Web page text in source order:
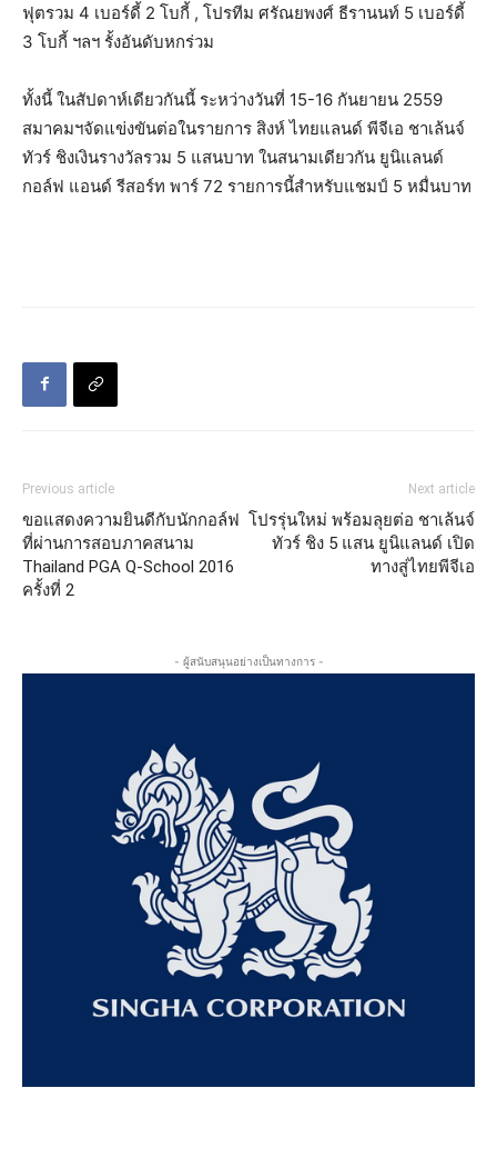
ฟุตรวม 4 เบอร์ดี้ 2 โบกี้ , โปรทีม ศรัณยพงศ์ ธีรานนท์ 5 เบอร์ดี้
3 โบกี้ ฯลฯ รั้งอันดับหกร่วม
ทั้งนี้ ในสัปดาห์เดียวกันนี้ ระหว่างวันที่ 15-16 กันยายน 2559
สมาคมฯจัดแข่งขันต่อในรายการ สิงห์ ไทยแลนด์ พีจีเอ ชาเล้นจ์
ทัวร์ ชิงเงินรางวัลรวม 5 แสนบาท ในสนามเดียวกัน ยูนิแลนด์
กอล์ฟ แอนด์ รีสอร์ท พาร์ 72 รายการนี้สำหรับแชมป์ 5 หมื่นบาท
Previous article
ขอแสดงความยินดีกับนักกอล์ฟ
ที่ผ่านการสอบภาคสนาม
Thailand PGA Q-School 2016
ครั้งที่ 2
Next article
โปรรุ่นใหม่ พร้อมลุยต่อ ชาเล้นจ์
ทัวร์ ชิง 5 แสน ยูนิแลนด์ เปิด
ทางสู่ไทยพีจีเอ
- ผู้สนับสนุนอย่างเป็นทางการ -